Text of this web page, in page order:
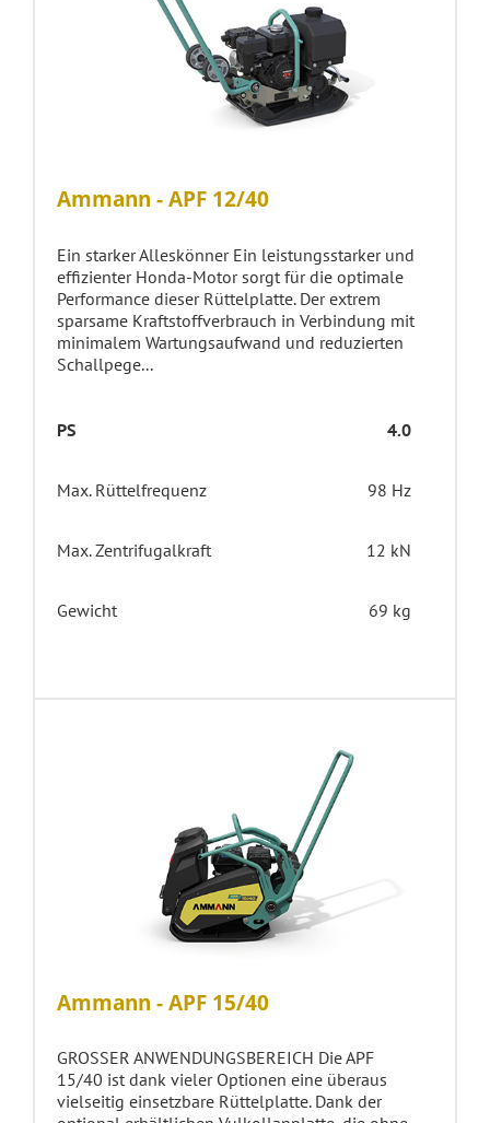
Ammann - APF 12/40
Ein starker Alleskönner Ein leistungsstarker und
effizienter Honda-Motor sorgt für die optimale
Performance dieser Rüttelplatte. Der extrem
sparsame Kraftstoffverbrauch in Verbindung mit
minimalem Wartungsaufwand und reduzierten
Schallpege...
PS 4.0
Max. Rüttelfrequenz 98 Hz
Max. Zentrifugalkraft 12 kN
Gewicht 69 kg
Ammann - APF 15/40
GROSSER ANWENDUNGSBEREICH Die APF
15/40 ist dank vieler Optionen eine überaus
vielseitig einsetzbare Rüttelplatte. Dank der